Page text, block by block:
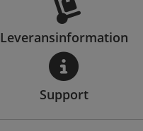
Leveransinformation
Support